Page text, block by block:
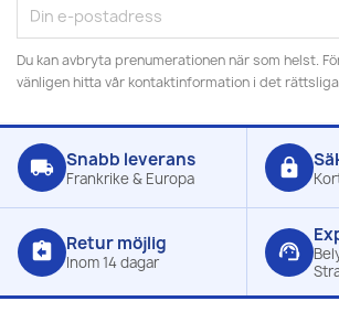
Du kan avbryta prenumerationen när som helst.
vänligen hitta vår kontaktinformation i det
local_shipping Snabb leverans
Frankrike & Europa lock
assignment_return Retur möjlig
Inom 14 dagar support_agent